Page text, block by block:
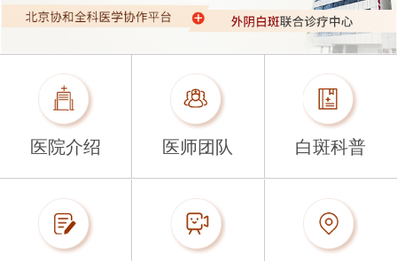
医院介绍 医师团队 白斑科普